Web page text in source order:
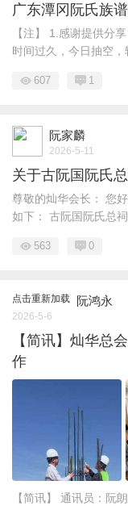
广东潭冈阮氏族
【注】 1.感谢提供分
时间过久，今日抽空，
607 1
阮家麟
2026-5-11
关于古阮国阮氏
尊敬的灿华会长： 您
如下： 古阮国阮氏总祠
563 0
点击重新加载 阮鸿永
2026-5-6
【简讯】灿华总
作
【简讯】 通讯员：阮